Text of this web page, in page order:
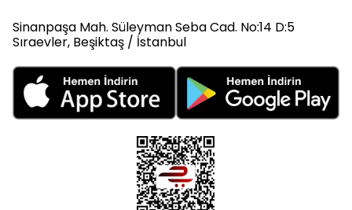
Sinanpaşa Mah. Süleyman Seba Cad. No:14 D:5
Sıraevler, Beşiktaş / İstanbul